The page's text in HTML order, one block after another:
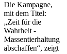
Die Kampagne,
mit dem Titel:
„Zeit für die
Wahrheit -
Massentierhaltung
abschaffen“, zeigt